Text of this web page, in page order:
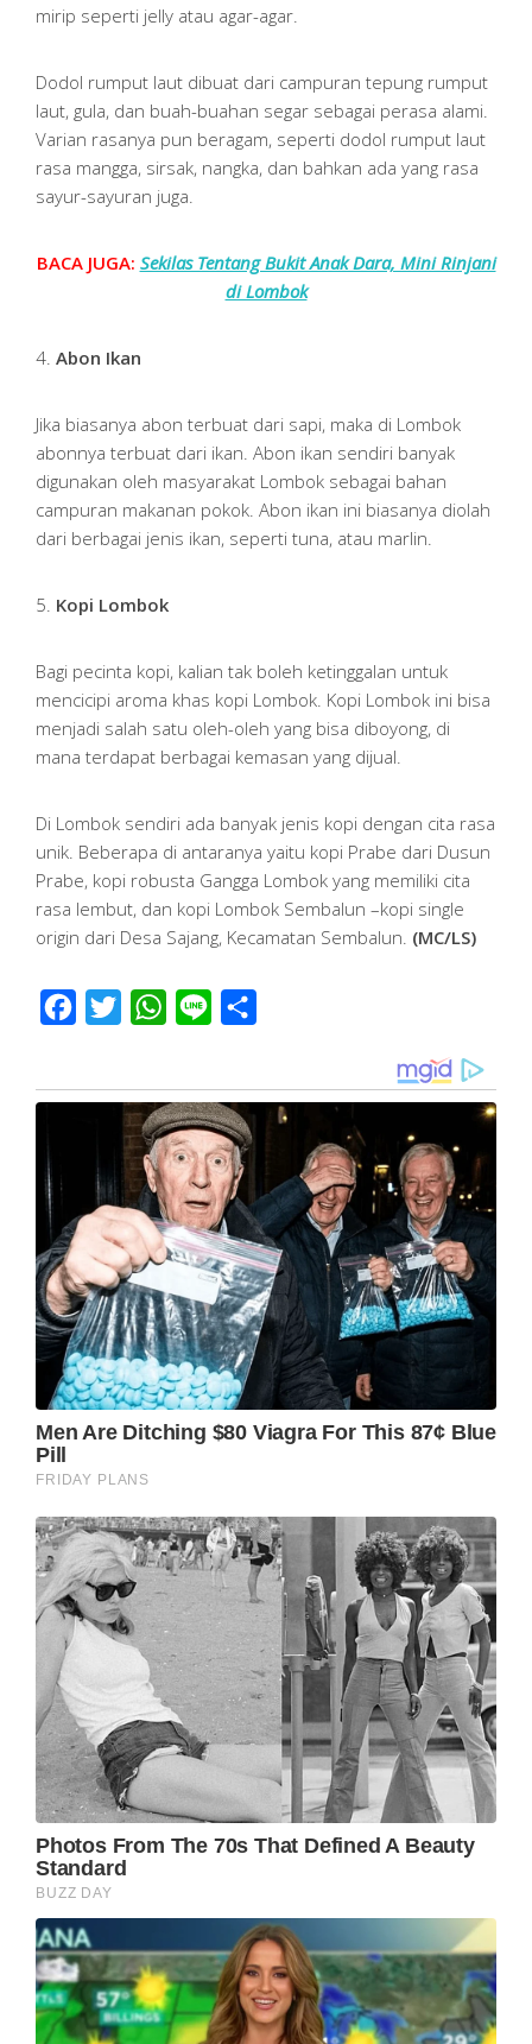
mirip seperti jelly atau agar-agar.
Dodol rumput laut dibuat dari campuran tepung rumput
laut, gula, dan buah-buahan segar sebagai perasa alami.
Varian rasanya pun beragam, seperti dodol rumput laut
rasa mangga, sirsak, nangka, dan bahkan ada yang rasa
sayur-sayuran juga.
BACA JUGA: Sekilas Tentang Bukit Anak Dara, Mini Rinjani
di Lombok
4. Abon Ikan
Jika biasanya abon terbuat dari sapi, maka di Lombok
abonnya terbuat dari ikan. Abon ikan sendiri banyak
digunakan oleh masyarakat Lombok sebagai bahan
campuran makanan pokok. Abon ikan ini biasanya diolah
dari berbagai jenis ikan, seperti tuna, atau marlin.
5. Kopi Lombok
Bagi pecinta kopi, kalian tak boleh ketinggalan untuk
mencicipi aroma khas kopi Lombok. Kopi Lombok ini bisa
menjadi salah satu oleh-oleh yang bisa diboyong, di
mana terdapat berbagai kemasan yang dijual.
Di Lombok sendiri ada banyak jenis kopi dengan cita rasa
unik. Beberapa di antaranya yaitu kopi Prabe dari Dusun
Prabe, kopi robusta Gangga Lombok yang memiliki cita
rasa lembut, dan kopi Lombok Sembalun –kopi single
origin dari Desa Sajang, Kecamatan Sembalun. (MC/LS)
Facebook
Twitter WhatsApp
Line